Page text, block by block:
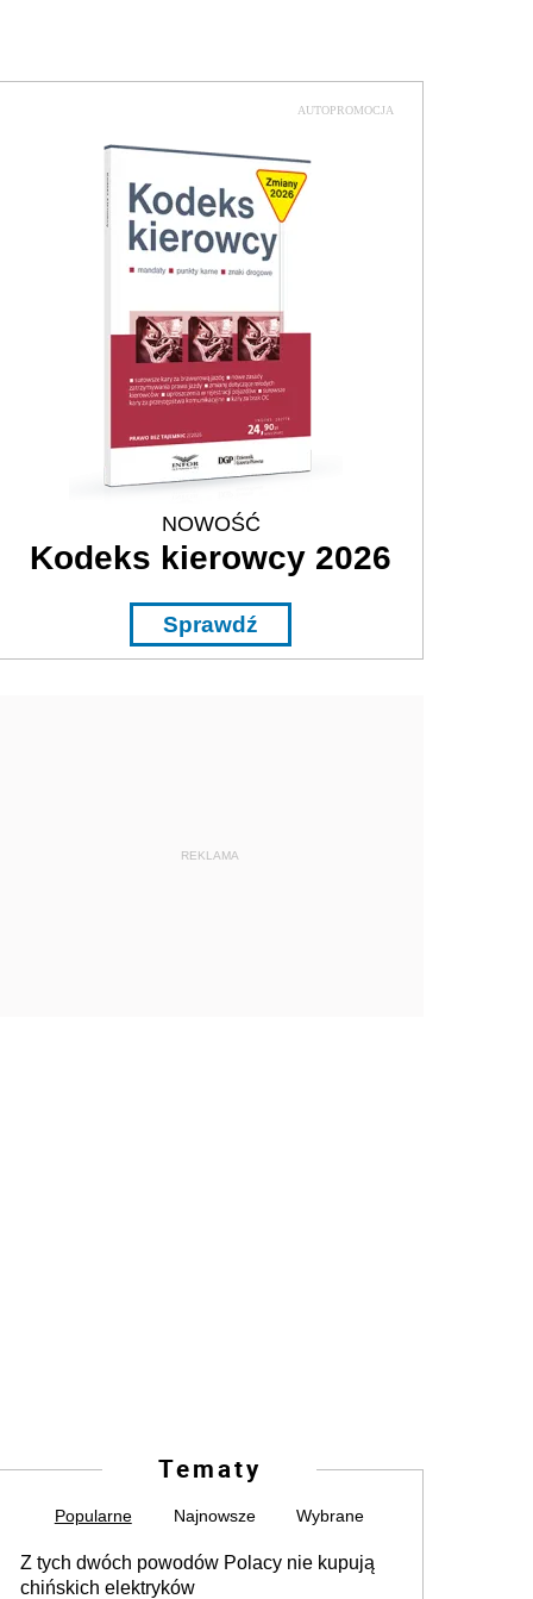
AUTOPROMOCJA
NOWOŚĆ
Kodeks kierowcy 2026
Sprawdź
REKLAMA
Tematy
Popularne Najnowsze Wybrane
Z tych dwóch powodów Polacy nie kupują
chińskich elektryków